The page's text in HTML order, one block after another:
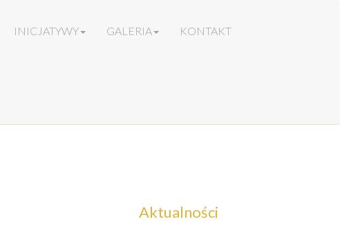
INICJATYWY GALERIA KONTAKT
Aktualności